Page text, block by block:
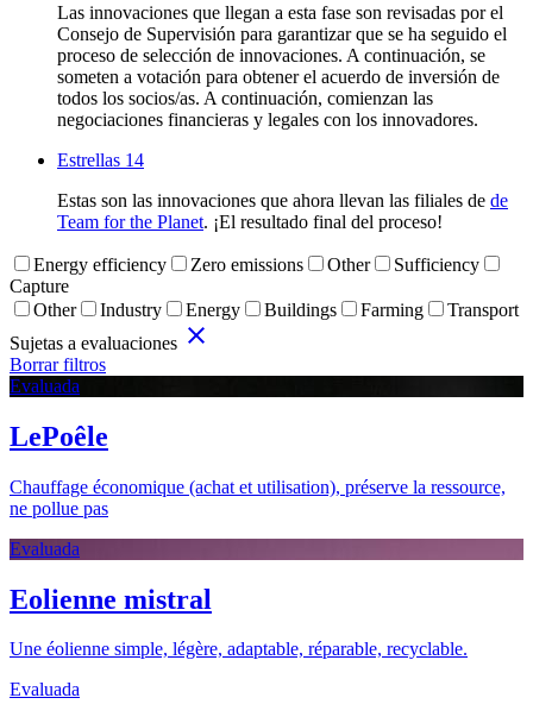
Las innovaciones que llegan a esta fase son revisadas por el
Consejo de Supervisión para garantizar que se ha seguido el
proceso de selección de innovaciones. A continuación, se
someten a votación para obtener el acuerdo de inversión de
todos los socios/as. A continuación, comienzan las
negociaciones financieras y legales con los innovadores.
Estrellas 14
Estas son las innovaciones que ahora llevan las filiales de de
Team for the Planet. ¡El resultado final del proceso!
Energy efficiency Zero emissions Other
Sufficiency
Capture
Other
Industry Energy Buildings Farming
Transport
Sujetas a evaluaciones close
Borrar filtros
Evaluada
LePoêle
Chauffage économique (achat et utilisation), préserve la ressource,
ne pollue pas
Evaluada
Eolienne mistral
Une éolienne simple, légère, adaptable, réparable, recyclable.
Evaluada